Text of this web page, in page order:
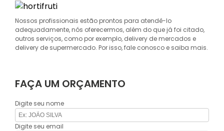
Nossos profissionais estão prontos para atendê-lo
adequadamente, nós oferecermos, além do que já foi citado,
outros serviços, como por exemplo, delivery de mercados e
delivery de supermercado. Por isso, fale conosco e saiba mais.
FAÇA UM ORÇAMENTO
Digite seu nome
Digite seu email